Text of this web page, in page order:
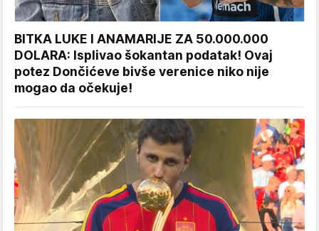
BITKA LUKE I ANAMARIJE ZA 50.000.000
DOLARA: Isplivao šokantan podatak! Ovaj
potez Dončićeve bivše verenice niko nije
mogao da očekuje!